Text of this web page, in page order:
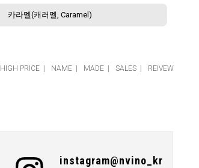
카라멜(캐러멜, Caramel)
HIGH PRICE NAME MADE SALES REIVEW
instagram@nvino_kr